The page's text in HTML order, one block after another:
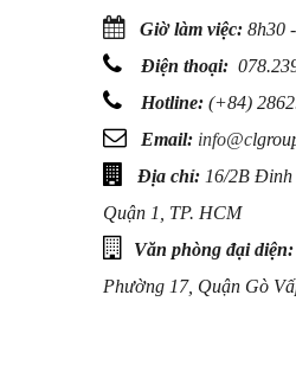
Giờ làm việc: 8h30
Điện thoại:
Hotline: (+84)
Email: info@c
Địa chỉ: 16/2B Đinh
Quận 1, TP. HCM
Văn phòng đại diện:
Phường 17, Quận Gò